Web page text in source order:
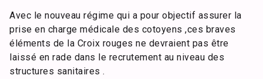
Avec le nouveau régime qui a pour objectif assurer la
prise en charge médicale des cotoyens ,ces braves
éléments de la Croix rouges ne devraient pas être
laissé en rade dans le recrutement au niveau des
structures sanitaires .